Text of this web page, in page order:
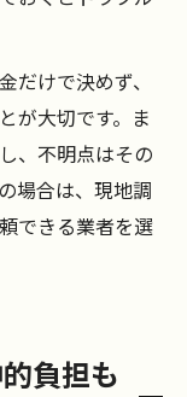
だけで決めず、
が大切です。ま
、不明点はその
場合は、現地調
できる業者を選
負担も